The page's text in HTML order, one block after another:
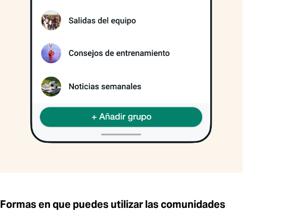
Formas en que puedes utilizar las comunidades